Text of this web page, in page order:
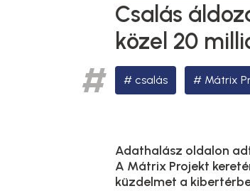
Csalás
közel 20
csalás Mátrix
Adathalász oldalon
A Mátrix Projekt
küzdelmet a